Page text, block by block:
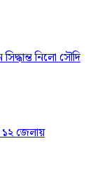
নিলো সৌদি
১২ জেলায়